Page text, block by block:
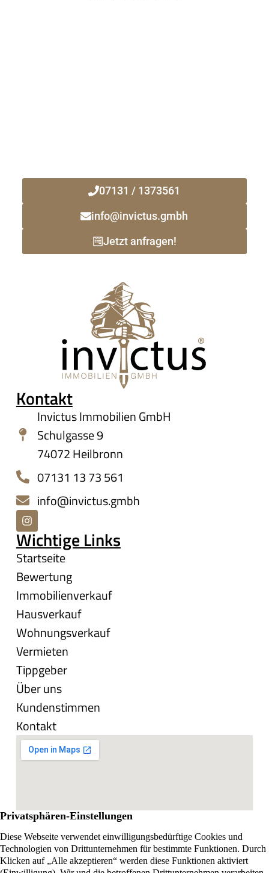
07131 / 1373561
info@invictus.gmbh
Jetzt anfragen!
Kontakt
Invictus Immobilien GmbH
Schulgasse 9
74072 Heilbronn
07131 13 73 561
info@invictus.gmbh
Wichtige Links
Startseite
Bewertung
Immobilienverkauf
Hausverkauf
Wohnungsverkauf
Vermieten
Tippgeber
Über uns
Kundenstimmen
Kontakt